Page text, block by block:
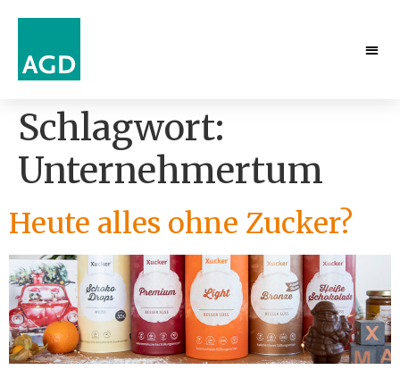
Schlagwort:
Unternehmertum
Heute alles ohne Zucker?